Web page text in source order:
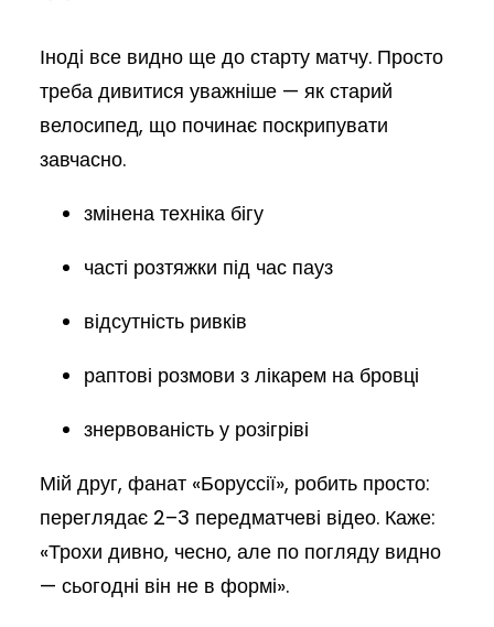
Іноді все видно ще до старту матчу. Просто
треба дивитися уважніше — як старий
велосипед, що починає поскрипувати
завчасно.
змінена техніка бігу
часті розтяжки під час пауз
відсутність ривків
раптові розмови з лікарем на бровці
знервованість у розігріві
Мій друг, фанат «Боруссії», робить просто:
переглядає 2–3 передматчеві відео. Каже:
«Трохи дивно, чесно, але по погляду видно
— сьогодні він не в формі».